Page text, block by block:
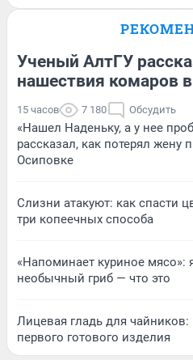
Ученый АлтГУ
нашествия комаров в
15 часов 7 180 Обсудить
«Нашел Наденьку, а у нее
рассказал, как потерял жену
Осиповке
Слизни атакуют: как спасти
три копеечных способа
«Напоминает куриное
необычный гриб — что это
Лицевая гладь для чайников:
первого готового изделия